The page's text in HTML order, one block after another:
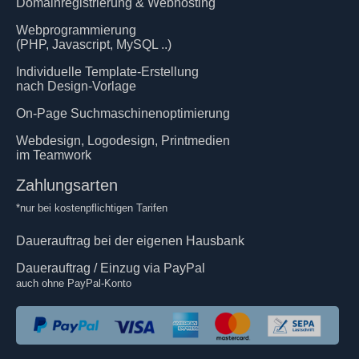
Webprogrammierung
(PHP, Javascript, MySQL ..)
Individuelle Template-Erstellung
nach Design-Vorlage
On-Page Suchmaschinenoptimierung
Webdesign, Logodesign, Printmedien
im Teamwork
Zahlungsarten
*nur bei kostenpflichtigen Tarifen
Dauerauftrag bei der eigenen Hausbank
Dauerauftrag / Einzug via PayPal
auch ohne PayPal-Konto